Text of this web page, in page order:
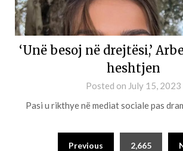
‘Unë besoj në drejtësi,’
heshtjen
Posted on July 15, 2023
Pasi u rikthye në mediat sociale pas
Previous 2,665